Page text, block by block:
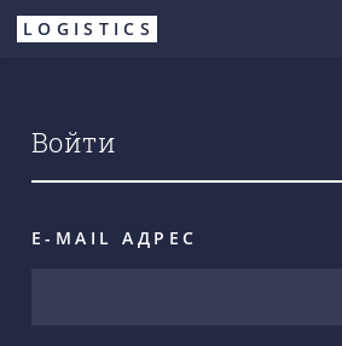
Перейти
LOGISTICS
Войти
E-MAIL АДРЕС